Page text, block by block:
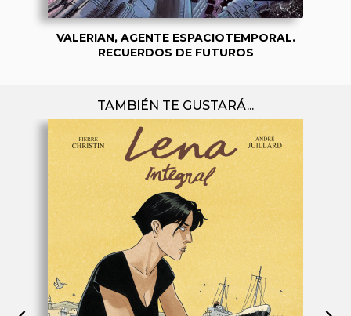
VALERIAN, AGENTE ESPACIOTEMPORAL.
RECUERDOS DE FUTUROS
TAMBIÉN TE GUSTARÁ...